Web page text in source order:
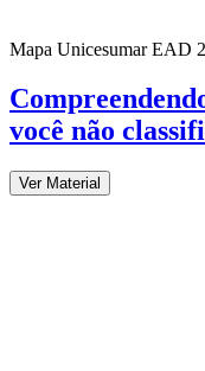
Mapa Unicesumar EAD
você não
Ver Material